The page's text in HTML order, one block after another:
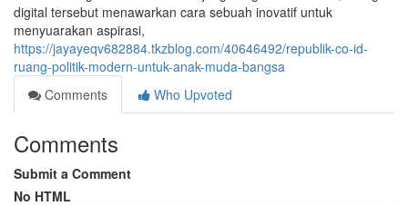
digital tersebut menawarkan cara sebuah inovatif untuk
menyuarakan aspirasi,
https://jayayeqv682884.tkzblog.com/40646492/republik-co-id-
ruang-politik-modern-untuk-anak-muda-bangsa
Comments
Who Upvoted
Comments
Submit a Comment
No HTML